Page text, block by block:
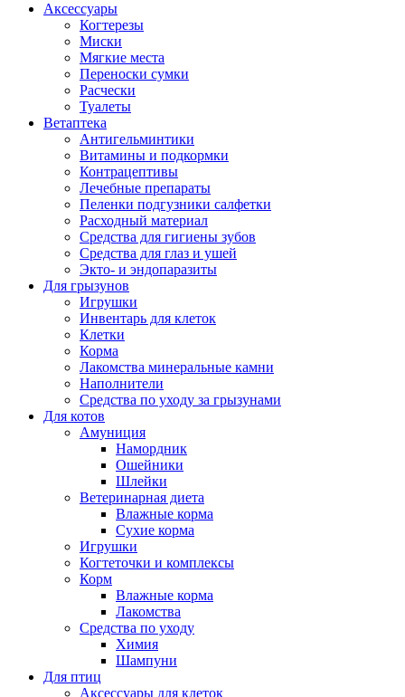
Аксессуары
Когтерезы
Миски
Мягкие места
Переноски сумки
Расчески
Туалеты
Ветаптека
Антигельминтики
Витамины и подкормки
Контрацептивы
Лечебные препараты
Пеленки подгузники салфетки
Расходный материал
Средства для гигиены зубов
Средства для глаз и ушей
Экто- и эндопаразиты
Для грызунов
Игрушки
Инвентарь для клеток
Клетки
Корма
Лакомства минеральные камни
Наполнители
Средства по уходу за грызунами
Для котов
Амуниция
Намордник
Ошейники
Шлейки
Ветеринарная диета
Влажные корма
Сухие корма
Игрушки
Когтеточки и комплексы
Корм
Влажные корма
Лакомства
Средства по уходу
Химия
Шампуни
Для птиц
Аксессуары для клеток